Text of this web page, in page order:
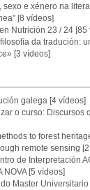
sexo e xénero na
[8 vídeos]
Nutrición 23 / 24 [85
da tradución:
[3 vídeos]
galega [4 vídeos]
o curso: Discursos
to forest
remote sensing
de Interpretación
NOVA [5 vídeos]
Master